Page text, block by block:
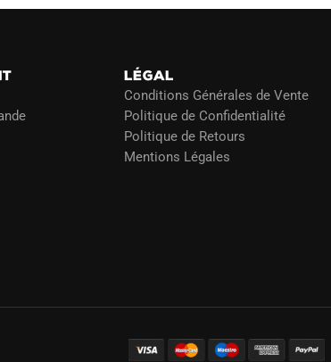
LÉGAL
Conditions Générales de Vente
Politique de Confidentialité
Politique de Retours
Mentions Légales